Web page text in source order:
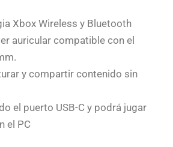
Xbox Wireless y Bluetooth
auricular compatible con el
y compartir contenido sin
el puerto USB-C y podrá jugar
el PC